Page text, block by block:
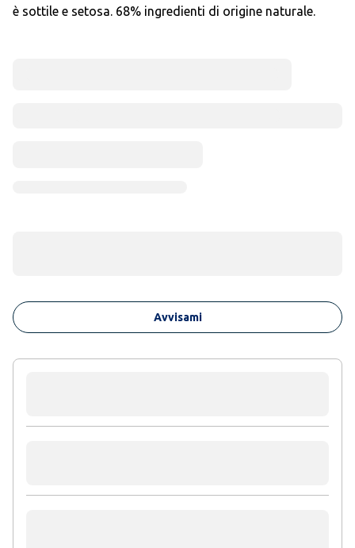
è sottile e setosa. 68% ingredienti di origine naturale.
Avvisami